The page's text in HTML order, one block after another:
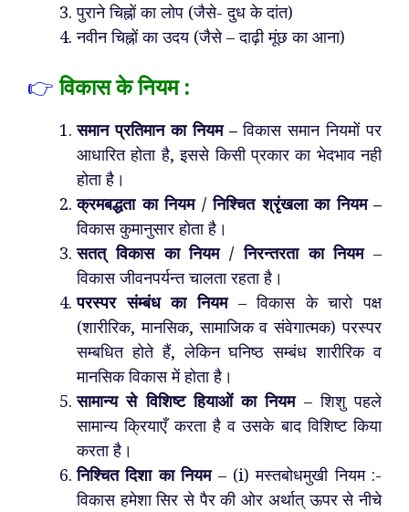
पुराने चिह्नों का लोप (जैसे- दुध के दांत)
नवीन चिह्नों का उदय (जैसे – दाढ़ी मूंछ का आना)
👉विकास के नियम :
समान प्रतिमान का नियम –विकास समान नियमों पर
आधारित होता है, इससे किसी प्रकार का भेद‌भाव नही
होता है।
क्रमबद्धता का नियम / निश्चित श्रृंखला का नियम –
विकास कुमानुसार होता है।
सतत् विकास का नियम / निरन्तरता का नियम –
विकास जीवनपर्यन्त चालता रहता है।
परस्पर संम्बंध का नियम– विकास के चारो पक्ष
(शारीरिक, मानसिक, सामाजिक व संवेगात्मक) परस्पर
सम्बधित होते हैं, लेकिन घनिष्ठ सम्बंध शारीरिक व
मानसिक विकास में होता है।
सामान्य से विशिष्ट हियाओं का नियम– शिशु पहले
सामान्य क्रियाएँ करता है व उसके बाद विशिष्ट किया
करता है।
निश्चित दिशा का नियम– (i) मस्तबोधमुखी नियम :-
विकास हमेशा सिर से पैर की ओर अर्थात् ऊपर से नीचे